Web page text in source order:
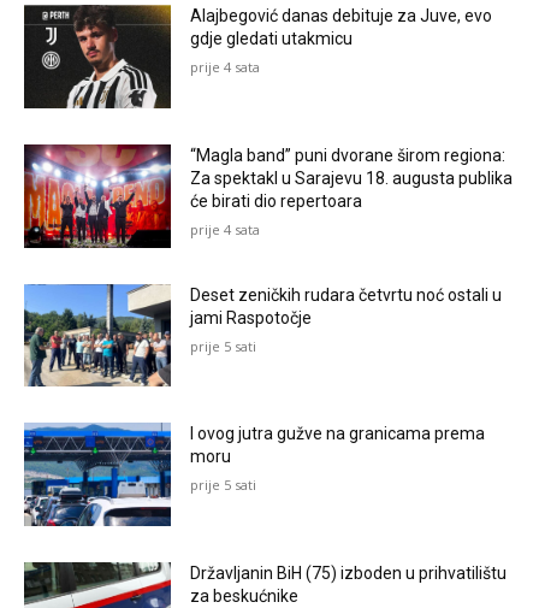
Alajbegović danas debituje za Juve, evo
gdje gledati utakmicu
prije 4 sata
“Magla band” puni dvorane širom regiona:
Za spektakl u Sarajevu 18. augusta publika
će birati dio repertoara
prije 4 sata
Deset zeničkih rudara četvrtu noć ostali u
jami Raspotočje
prije 5 sati
I ovog jutra gužve na granicama prema
moru
prije 5 sati
Državljanin BiH (75) izboden u prihvatilištu
za beskućnike